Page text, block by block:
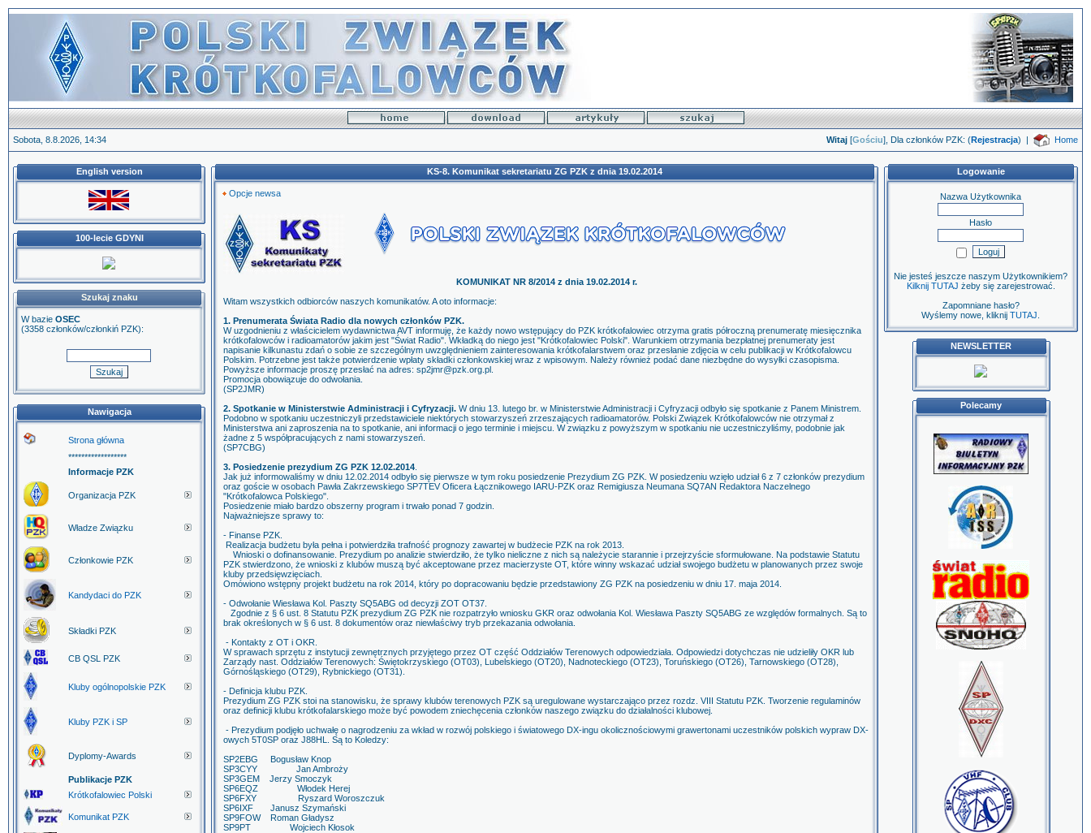
Sobota, 8.8.2026, 14:34 Witaj [Gościu], Dla członków PZK: (Rejestracja) | Home
English version
100-lecie GDYNI
Szukaj znaku
W bazie OSEC
(3358 członków/członkiń PZK):
Nawigacja
Strona główna
******************
Informacje PZK
Organizacja PZK
Władze Związku
Członkowie PZK
Kandydaci do PZK
Składki PZK
CB QSL PZK
Kluby ogólnopolskie PZK
Kluby PZK i SP
Dyplomy-Awards
Publikacje PZK
Krótkofalowiec Polski
Komunikat PZK
KS-8. Komunikat sekretariatu ZG PZK z dnia 19.02.2014
Opcje newsa
KOMUNIKAT NR 8/2014 z dnia 19.02.2014 r.
Witam wszystkich odbiorców naszych komunikatów. A oto informacje:
1. Prenumerata Świata Radio dla nowych członków PZK.
W uzgodnieniu z właścicielem wydawnictwa AVT informuję, że każdy nowo wstępujący do PZK krótkofalowiec otrzyma gratis półroczną prenumeratę miesięcznika
krótkofalowców i radioamatorów jakim jest "Świat Radio". Wkładką do niego jest "Krótkofalowiec Polski". Warunkiem otrzymania bezpłatnej prenumeraty jest
napisanie kilkunastu zdań o sobie ze szczególnym uwzględnieniem zainteresowania krótkofalarstwem oraz przesłanie zdjęcia w celu publikacji w Krótkofalowcu
Polskim. Potrzebne jest także potwierdzenie wpłaty składki członkowskiej wraz z wpisowym. Należy również podać dane niezbędne do wysyłki czasopisma.
Powyższe informacje proszę przesłać na adres: sp2jmr@pzk.org.pl.
Promocja obowiązuje do odwołania.
(SP2JMR)
2. Spotkanie w Ministerstwie Administracji i Cyfryzacji. W dniu 13. lutego br. w Ministerstwie Administracji i Cyfryzacji odbyło się spotkanie z Panem Ministrem.
Podobno w spotkaniu uczestniczyli przedstawiciele niektórych stowarzyszeń zrzeszających radioamatorów. Polski Związek Krótkofalowców nie otrzymał z
Ministerstwa ani zaproszenia na to spotkanie, ani informacji o jego terminie i miejscu. W związku z powyższym w spotkaniu nie uczestniczyliśmy, podobnie jak
żadne z 5 współpracujących z nami stowarzyszeń.
(SP7CBG)
3. Posiedzenie prezydium ZG PZK 12.02.2014
Jak już informowaliśmy w dniu 12.02.2014 odbyło się pierwsze w tym roku posiedzenie Prezydium ZG PZK. W posiedzeniu wzięło udział 6 z 7 członków prezydium
oraz goście w osobach Pawła Zakrzewskiego SP7TEV Oficera Łącznikowego IARU-PZK oraz Remigiusza Neumana SQ7AN Redaktora Naczelnego
"Krótkofalowca Polskiego".
Posiedzenie miało bardzo obszerny program i trwało ponad 7 godzin.
Najważniejsze sprawy to:
- Finanse PZK.
Realizacja budżetu była pełna i potwierdziła trafność prognozy zawartej w budżecie PZK na rok 2013.
Wnioski o dofinansowanie. Prezydium po analizie stwierdziło, że tylko nieliczne z nich są należycie starannie i przejrzyście sformułowane. Na podstawie Statutu
PZK stwierdzono, że wnioski z klubów muszą być akceptowane przez macierzyste OT, które winny wskazać udział swojego budżetu w planowanych przez swoje
kluby przedsięwzięciach.
Omówiono wstępny projekt budżetu na rok 2014, który po dopracowaniu będzie przedstawiony ZG PZK na posiedzeniu w dniu 17. maja 2014.
- Odwołanie Wiesława Kol. Paszty SQ5ABG od decyzji ZOT OT37.
Zgodnie z § 6 ust. 8 Statutu PZK prezydium ZG PZK nie rozpatrzyło wniosku GKR oraz odwołania Kol. Wiesława Paszty SQ5ABG ze względów formalnych. Są to
brak określonych w § 6 ust. 8 dokumentów oraz niewłaściwy tryb przekazania odwołania.
- Kontakty z OT i OKR.
W sprawach sprzętu z instytucji zewnętrznych przyjętego przez OT część Oddziałów Terenowych odpowiedziała. Odpowiedzi dotychczas nie udzieliły OKR lub
Zarządy nast. Oddziałów Terenowych: Świętokrzyskiego (OT03), Lubelskiego (OT20), Nadnoteckiego (OT23), Toruńskiego (OT26), Tarnowskiego (OT28),
Górnośląskiego (OT29), Rybnickiego (OT31).
- Definicja klubu PZK.
Prezydium ZG PZK stoi na stanowisku, że sprawy klubów terenowych PZK są uregulowane wystarczająco przez rozdz. VIII Statutu PZK. Tworzenie regulaminów
oraz definicji klubu krótkofalarskiego może być powodem zniechęcenia członków naszego związku do działalności klubowej.
- Prezydium podjęło uchwałę o nagrodzeniu za wkład w rozwój polskiego i światowego DX-ingu okolicznościowymi grawertonami uczestników polskich wypraw DX-
owych 5T0SP oraz J88HL. Są to Koledzy:
SP2EBG Bogusław Knop
SP3CYY Jan Ambroży
SP3GEM Jerzy Smoczyk
SP6EQZ Włodek Herej
SP6FXY Ryszard Woroszczuk
SP6IXF Janusz Szymański
SP9FOW Roman Gładysz
SP9PT Wojciech Kłosok
Logowanie
Nazwa Użytkownika
Hasło
Nie jesteś jeszcze naszym Użytkownikiem?
Kilknij TUTAJ żeby się zarejestrować.
Zapomniane hasło?
Wyślemy nowe, kliknij TUTAJ
NEWSLETTER
Polecamy